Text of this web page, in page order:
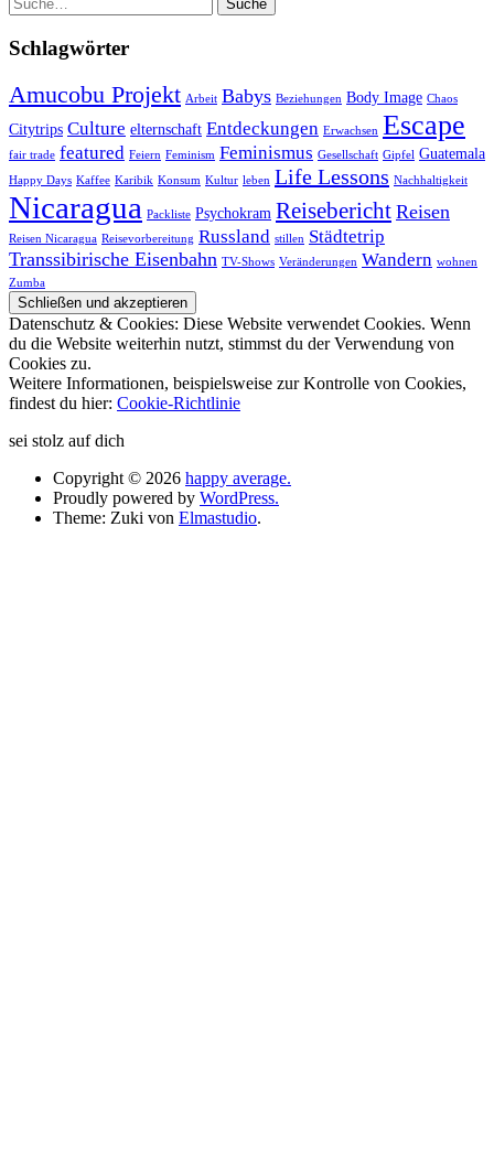
Schlagwörter
Amucobu Projekt Arbeit Babys Beziehungen Body Image Chaos
Citytrips Culture elternschaft Entdeckungen Erwachsen Escape
fair trade featured Feiern Feminism Feminismus Gesellschaft Gipfel Guatemala
Happy Days Kaffee Karibik Konsum Kultur leben Life Lessons Nachhaltigkeit
Nicaragua Packliste Psychokram Reisebericht Reisen
Reisen Nicaragua Reisevorbereitung Russland stillen Städtetrip
Transsibirische Eisenbahn TV-Shows Veränderungen Wandern wohnen
Zumba
Datenschutz & Cookies: Diese Website verwendet Cookies. Wenn
du die Website weiterhin nutzt, stimmst du der Verwendung von
Cookies zu.
Weitere Informationen, beispielsweise zur Kontrolle von Cookies,
findest du hier: Cookie-Richtlinie
sei stolz auf dich
Copyright © 2026 happy average.
Proudly powered by WordPress.
Theme: Zuki von Elmastudio.